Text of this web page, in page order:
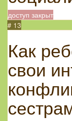
доступ закрыт
# 13
Как
свои